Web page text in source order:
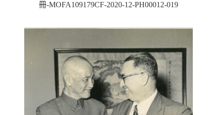
冊-MOFA109179CF-2020-12-PH00012-019